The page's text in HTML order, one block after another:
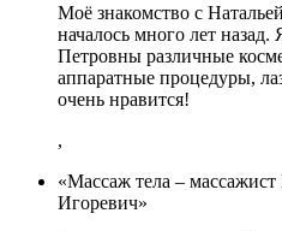
Моё знакомство с
началось много лет
Петровны различные
аппаратные процедуры,
очень нравится!
,
«Массаж тела –
Игоревич»